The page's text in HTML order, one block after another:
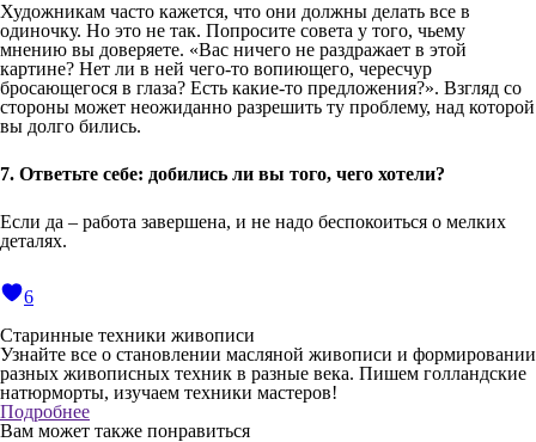
Художникам часто кажется, что они должны делать все в
одиночку. Но это не так. Попросите совета у того, чьему
мнению вы доверяете. «Вас ничего не раздражает в этой
картине? Нет ли в ней чего-то вопиющего, чересчур
бросающегося в глаза? Есть какие-то предложения?». Взгляд со
стороны может неожиданно разрешить ту проблему, над которой
вы долго бились.
7. Ответьте себе: добились ли вы того, чего хотели?
Если да – работа завершена, и не надо беспокоиться о мелких
деталях.
6
Старинные техники живописи
Узнайте все о становлении масляной живописи и формировании
разных живописных техник в разные века. Пишем голландские
натюрморты, изучаем техники мастеров!
Подробнее
Вам может также понравиться